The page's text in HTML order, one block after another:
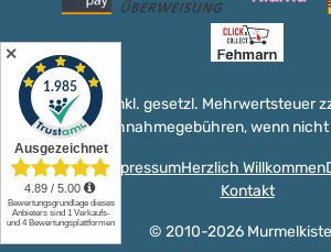
Alle Preise inkl. gesetzl. Mehrwertsteuer
und ggf. Nachnahmegebühren, wenn
© 2010-2026
VersandImpressumHerzlich Willkommen
Kontakt
✕